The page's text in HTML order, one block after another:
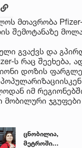
მთავრობა
შემოტანაზე
გვაქვს და
ს რაც შეეხება,
დოზის
იმ
მობილური
ცნობილია,
მეტროში